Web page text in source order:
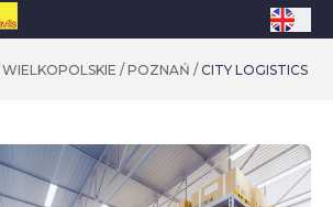
WIELKOPOLSKIE / POZNAŃ / CITY LOGISTICS